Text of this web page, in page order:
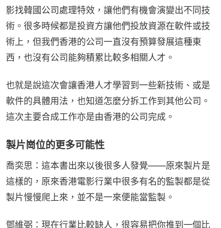
影找韓國公司處理特效，讓他們有機會演變出不同技
術。很多時候都是投資方讓他們投放資源在軟件或技
術上，但我們香港的公司一直沒有預算發展這種東
西，也沒有公司能夠積累比較多相關人才。
也就是說這次會讓香港人才學習到一些新技術、或是
軟件的具體用法，也知道怎麼分拆工作到其他公司。
這次主要合成工作亦是由香港的公司完成。
製片崗位的更多可能性
喬奕思：這本書出來以後很多人發覺——原來製片是
這樣的，原來香港電影行業中很多有名的監製都是從
製片慢慢爬上來，並不是一來便能當監製。
鄧維弼：現在行業比較缺人，很容易把你推到一個比